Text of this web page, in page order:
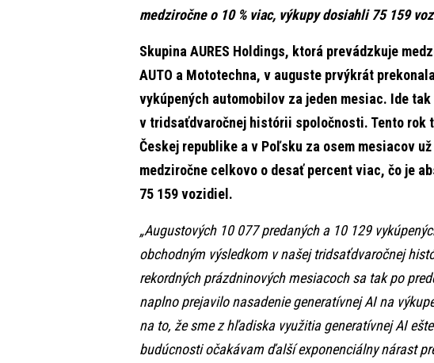
medziročne o 10 % viac, výkupy dosiahli 75 159
Skupina AURES Holdings, ktorá prevádzkuje
AUTO a Mototechna, v auguste prvýkrát
vykúpených automobilov za jeden mesiac. Ide
v tridsaťdvaročnej histórii spoločnosti. Tento rok
Českej republike a v Poľsku za osem mesiacov
medziročne celkovo o desať percent viac, čo je
75 159 vozidiel.
„Augustových 10 077 predaných a 10 129
obchodným výsledkom v našej tridsaťdvaročnej
rekordných prázdninových mesiacoch sa tak po
naplno prejavilo nasadenie generatívnej AI na
na to, že sme z hľadiska využitia generatívnej AI
budúcnosti očakávam ďalší exponenciálny nárast